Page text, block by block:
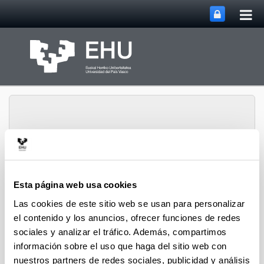
Esta página web usa cookies
Las cookies de este sitio web se usan para personalizar
el contenido y los anuncios, ofrecer funciones de redes
sociales y analizar el tráfico. Además, compartimos
información sobre el uso que haga del sitio web con
nuestros partners de redes sociales, publicidad y análisis
URBAN ELIKA
Mapa del sitio
Presentación